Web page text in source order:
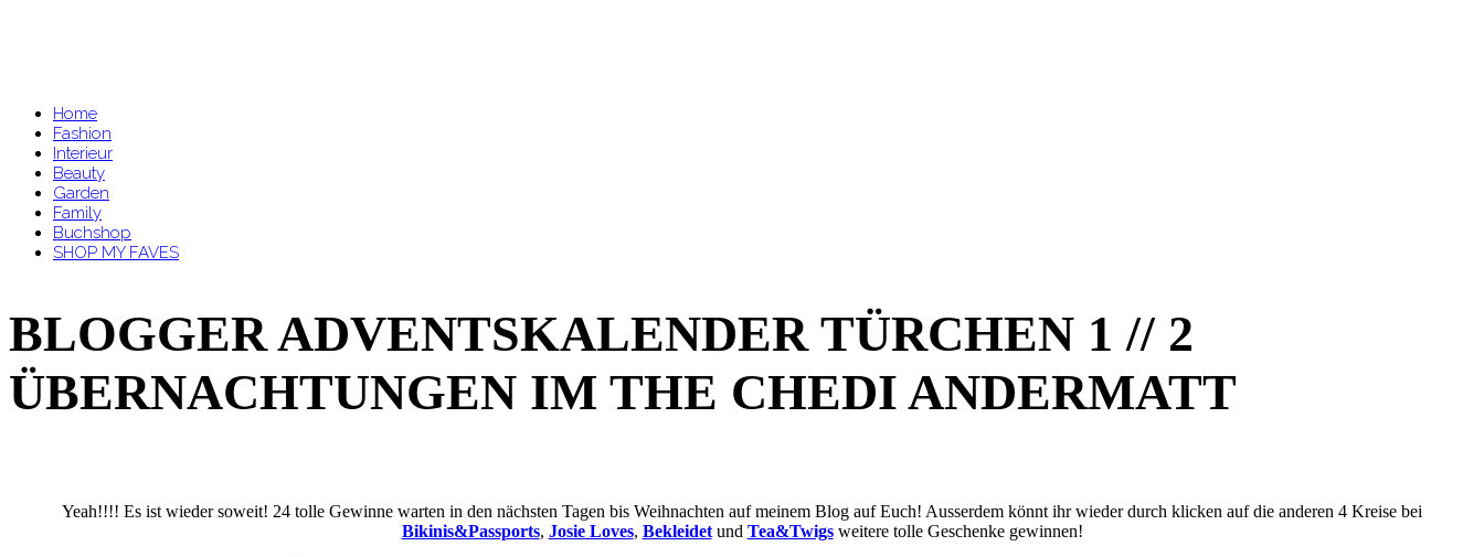
Home
Fashion
Interieur
Beauty
Garden
Family
Buchshop
SHOP MY FAVES
BLOGGER ADVENTSKALENDER TÜRCHEN 1 // 2
ÜBERNACHTUNGEN IM THE CHEDI ANDERMATT
Yeah!!!! Es ist wieder soweit! 24 tolle Gewinne warten in den nächsten Tagen bis Weihnachten auf meinem Blog auf Euch! Ausserdem könnt ihr wieder durch klicken auf die anderen 4 Kreise bei
Bikinis&Passports, Josie Loves, Bekleidetund Tea&Twigsweitere tolle Geschenke gewinnen!